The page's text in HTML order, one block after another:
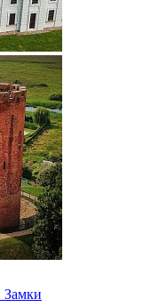
Замки